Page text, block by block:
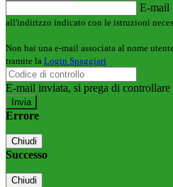
E-mail
all'indirizzo indicato con le istruzioni
Non hai una e-mail associata al nome
tramite la Login Spaggiari
E-mail inviata, si prega di controllare
Errore
Chiudi
Successo
Chiudi